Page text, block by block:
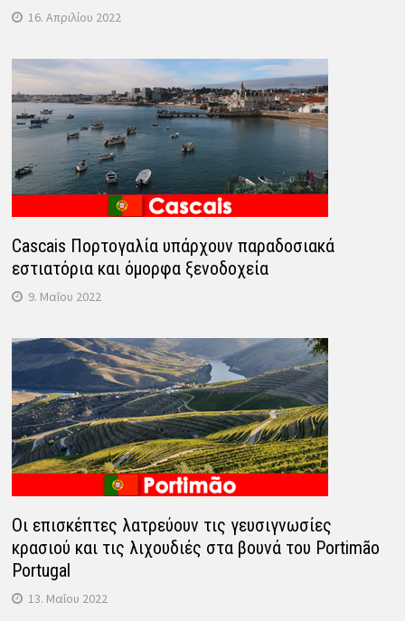
16. Απριλίου 2022
Cascais Πορτογαλία υπάρχουν παραδοσιακά
εστιατόρια και όμορφα ξενοδοχεία
9. Μαΐου 2022
Οι επισκέπτες λατρεύουν τις γευσιγνωσίες
κρασιού και τις λιχουδιές στα βουνά του Portimão
Portugal
13. Μαΐου 2022